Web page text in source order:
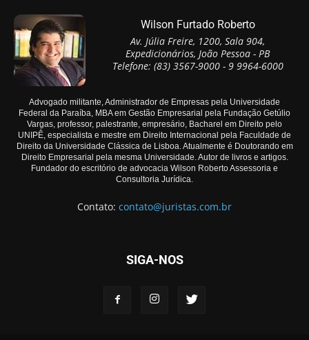
Wilson Furtado Roberto
Av. Júlia Freire, 1200, Sala 904,
Expedicionários, João Pessoa - PB
Telefone: (83) 3567-9000 - 9 9964-6000
Advogado militante, Administrador de Empresas pela Universidade
Federal da Paraíba, MBA em Gestão Empresarial pela Fundação Getúlio
Vargas, professor, palestrante, empresário, Bacharel em Direito pelo
UNIPÊ, especialista e mestre em Direito Internacional pela Faculdade de
Direito da Universidade Clássica de Lisboa. Atualmente é Doutorando em
Direito Empresarial pela mesma Universidade. Autor de livros e artigos.
Fundador do escritório de advocacia Wilson Roberto Assessoria e
Consultoria Jurídica.
Contato: contato@juristas.com.br
SIGA-NOS